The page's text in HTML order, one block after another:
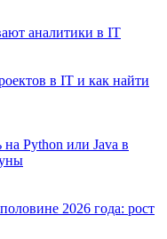
аналитики в IT
в IT и как найти
Python или Java в
2026 года: рост